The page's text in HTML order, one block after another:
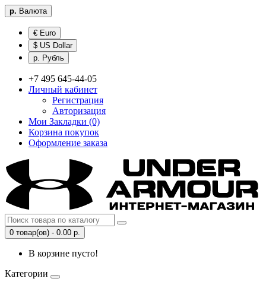
р. Валюта
€ Euro
$ US Dollar
р. Рубль
+7 495 645-44-05
Личный кабинет
Регистрация
Авторизация
Мои Закладки (0)
Корзина покупок
Оформление заказа
0 товар(ов) - 0.00 р.
В корзине пусто!
Категории